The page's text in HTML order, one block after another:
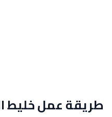
طريقة عمل خليط